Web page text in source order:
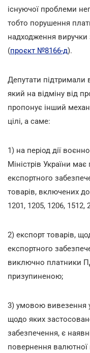
існуючої проблеми
тобто порушення
надходження виручки
(проєкт №8166-д).
Депутати підтримали
який на відміну від
пропонує інший
цілі, а саме:
1) на період дії
Міністрів України
експортного
товарів, включених
1201, 1205, 1206,
2) експорт товарів,
експортного
виключно платники
призупиненою;
3) умовою вивезення
щодо яких
забезпечення, є
повернення валютної